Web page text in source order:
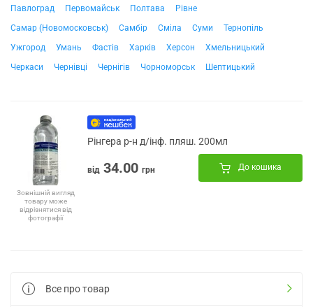
Павлоград
Первомайськ Полтава
Рівне
Самар (Новомосковськ)
Самбір Сміла Суми
Тернопіль
Ужгород
Умань Фастів Харків Херсон
Хмельницький
Черкаси
Чернівці Чернігів Чорноморськ Шептицький
Зовнішній вигляд
товару може
відрізнятися від
фотографії
Рінгера р-н д/інф. пляш. 200мл
від 34.00 грн До кошика
Все про товар